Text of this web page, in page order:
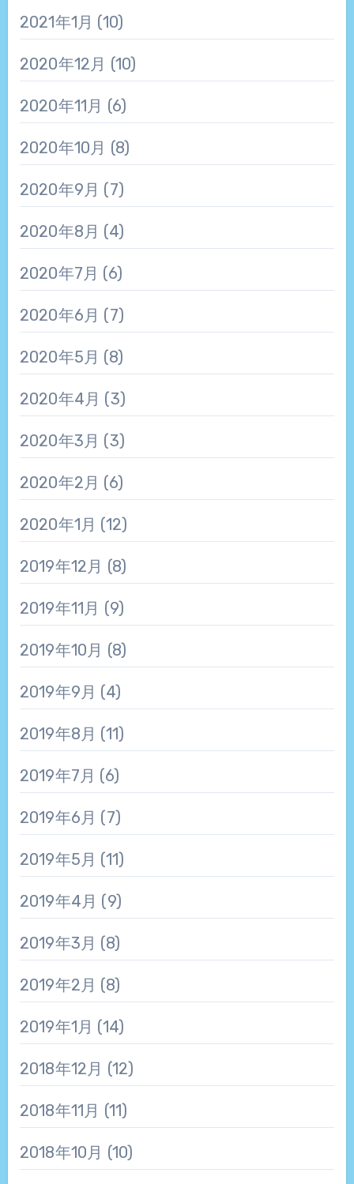
2021年1月 (10)
2020年12月 (10)
2020年11月 (6)
2020年10月 (8)
2020年9月 (7)
2020年8月 (4)
2020年7月 (6)
2020年6月 (7)
2020年5月 (8)
2020年4月 (3)
2020年3月 (3)
2020年2月 (6)
2020年1月 (12)
2019年12月 (8)
2019年11月 (9)
2019年10月 (8)
2019年9月 (4)
2019年8月 (11)
2019年7月 (6)
2019年6月 (7)
2019年5月 (11)
2019年4月 (9)
2019年3月 (8)
2019年2月 (8)
2019年1月 (14)
2018年12月 (12)
2018年11月 (11)
2018年10月 (10)